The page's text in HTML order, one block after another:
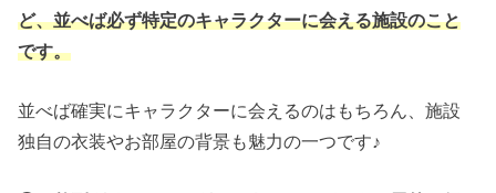
ど、並べば必ず特定のキャラクターに会える施設のこと
です。
並べば確実にキャラクターに会えるのはもちろん、施設
独自の衣装やお部屋の背景も魅力の一つです♪